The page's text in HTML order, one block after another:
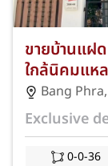
ขายบ้านแฝ
ใกล้นิคมแห
แถมครบ พร้
Bang Phra,
Exclusive
0-0-36